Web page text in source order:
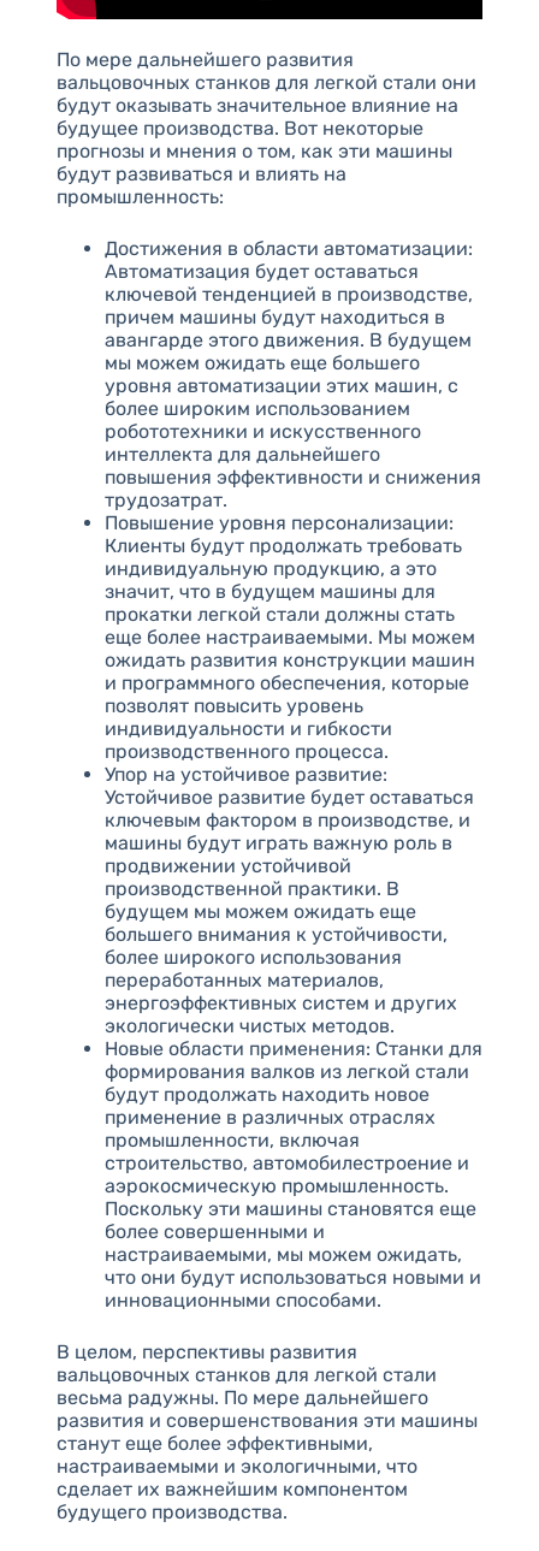
По мере дальнейшего развития
вальцовочных станков для легкой стали они
будут оказывать значительное влияние на
будущее производства. Вот некоторые
прогнозы и мнения о том, как эти машины
будут развиваться и влиять на
промышленность:
Достижения в области автоматизации:
Автоматизация будет оставаться
ключевой тенденцией в производстве,
причем машины будут находиться в
авангарде этого движения. В будущем
мы можем ожидать еще большего
уровня автоматизации этих машин, с
более широким использованием
робототехники и искусственного
интеллекта для дальнейшего
повышения эффективности и снижения
трудозатрат.
Повышение уровня персонализации:
Клиенты будут продолжать требовать
индивидуальную продукцию, а это
значит, что в будущем машины для
прокатки легкой стали должны стать
еще более настраиваемыми. Мы можем
ожидать развития конструкции машин
и программного обеспечения, которые
позволят повысить уровень
индивидуальности и гибкости
производственного процесса.
Упор на устойчивое развитие:
Устойчивое развитие будет оставаться
ключевым фактором в производстве, и
машины будут играть важную роль в
продвижении устойчивой
производственной практики. В
будущем мы можем ожидать еще
большего внимания к устойчивости,
более широкого использования
переработанных материалов,
энергоэффективных систем и других
экологически чистых методов.
Новые области применения: Станки для
формирования валков из легкой стали
будут продолжать находить новое
применение в различных отраслях
промышленности, включая
строительство, автомобилестроение и
аэрокосмическую промышленность.
Поскольку эти машины становятся еще
более совершенными и
настраиваемыми, мы можем ожидать,
что они будут использоваться новыми и
инновационными способами.
В целом, перспективы развития
вальцовочных станков для легкой стали
весьма радужны. По мере дальнейшего
развития и совершенствования эти машины
станут еще более эффективными,
настраиваемыми и экологичными, что
сделает их важнейшим компонентом
будущего производства.